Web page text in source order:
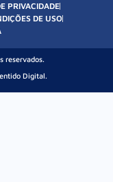
PRIVACIDADE
DE USO
reservados.
Digital.